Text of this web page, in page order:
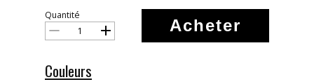
Quantité
Acheter
Couleurs